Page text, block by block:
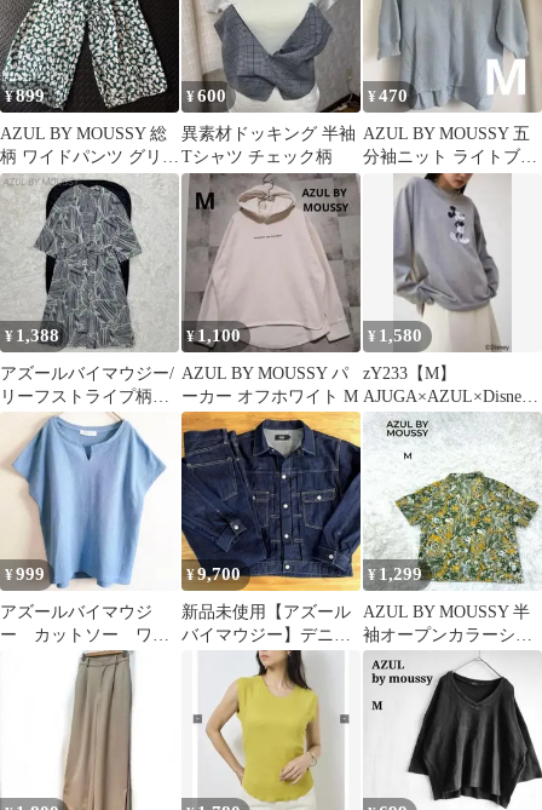
¥899
AZUL BY MOUSSY 総
柄 ワイドパンツ グリー
ン S
¥600
異素材ドッキング 半袖
Tシャツ チェック柄
¥470
AZUL BY MOUSSY 五
分袖ニット ライトブル
¥ 1,388
アズールバイマウジー/
リーフストライプ柄七
分袖ガウン/ウエストリ
ボン/羽織り/M
¥ 1,100
AZUL BY MOUSSY パ
ーカー オフホワイト M
¥ 1,580
zY233【M】
AJUGA×AZUL×Disney
Tシャツ/カットソー
¥999
アズールバイマウジ
ー カットソー ワッ
フル生地 キーネッ
ク ライトブルー F
¥9,700
新品未使用【アズール
バイマウジー】デニム
セットアップ
¥ 1,299
AZUL BY MOUSSY 半
袖オープンカラーシャ
ツ M ボタニカル柄 黄